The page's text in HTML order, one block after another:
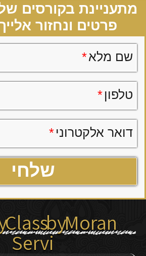
by Moran
Servi
מתעניינת בקורסים
פרטים ונחזור
שם מלא*
טלפון*
דואר אלקטרוני*